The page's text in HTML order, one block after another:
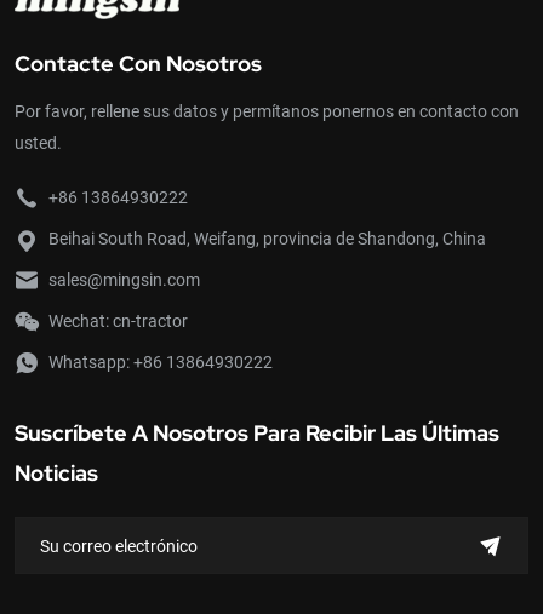
Contacte Con Nosotros
Por favor, rellene sus datos y permítanos ponernos en contacto con
usted.
+86 13864930222
Beihai South Road, Weifang, provincia de Shandong, China
sales@mingsin.com
Wechat: cn-tractor
Whatsapp:+86 13864930222
Suscríbete A Nosotros Para Recibir Las Últimas
Noticias